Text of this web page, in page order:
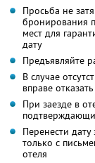
Просьба не
бронирования
мест для
дату
Предъявляйте
В случае
вправе
При заезде в
Перенести
только с
отеля